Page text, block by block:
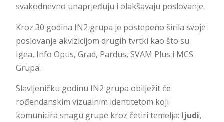
svakodnevno unaprjeđuju i olakšavaju poslovanje.
Kroz 30 godina IN2 grupa je postepeno širila svoje
poslovanje akvizicijom drugih tvrtki kao što su
Igea, Info Opus, Grad, Pardus, SVAM Plus i MCS
Grupa.
Slavljeničku godinu IN2 grupa obilježit će
rođendanskim vizualnim identitetom koji
komunicira snagu grupe kroz četiri temelja: ljudi,